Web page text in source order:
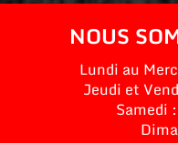
NOUS
Lundi au
Jeudi et
Samedi